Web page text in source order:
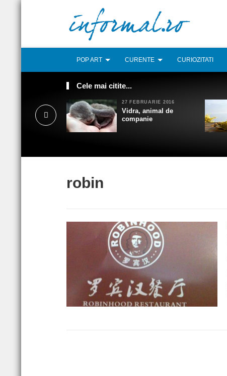
POP ART CURENTE CURIOZITATI
Cele mai citite...
27 FEBRUARIE 2016
Vidra, animal de
companie
robin